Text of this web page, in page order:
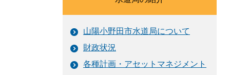
山陽小野田市水道局について
財政状況
各種計画・アセットマネジメント